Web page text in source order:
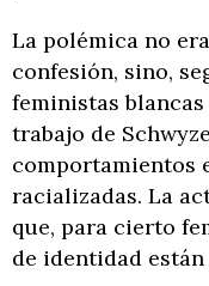
La polémica no
confesión, sino,
feministas
trabajo de
comportamientos
racializadas. La
que, para cierto
de identidad